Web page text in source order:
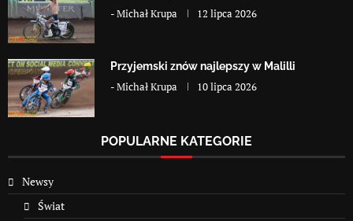
-Michał Krupa 12 lipca 2026
Przyjemski znów najlepszy w Malilli
-Michał Krupa 10 lipca 2026
POPULARNE KATEGORIE
Newsy
Świat